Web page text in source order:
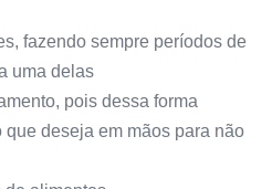
fazendo sempre períodos de
uma delas
pois dessa forma
que deseja em mãos para não